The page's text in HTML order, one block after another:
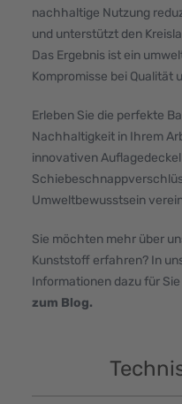
nachhaltige Nutzung
und unterstützt den
Das Ergebnis ist ein
Kompromisse bei Qualität
Erleben Sie die perfekte
Nachhaltigkeit in Ihrem
innovativen
Umweltbewusstsein
Sie möchten mehr über
Kunststoff erfahren? In
Informationen dazu für
zum Blog.